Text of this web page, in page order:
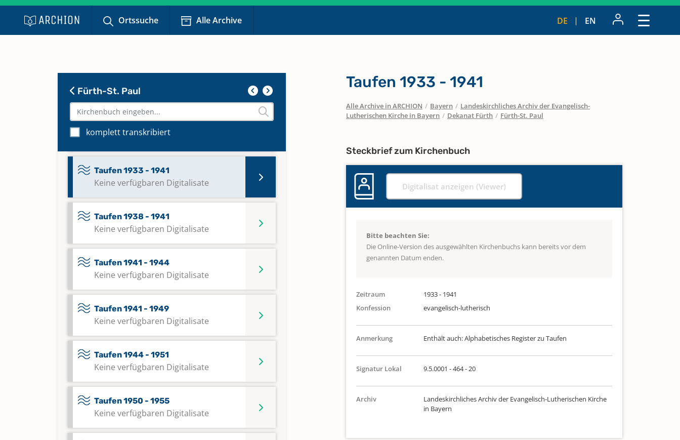
Ortssuche Alle Archive DE EN
Fürth-St. Paul
komplett transkribiert
Keine verfügbaren Digitalisate
Taufen 1933 - 1938
Keine verfügbaren Digitalisate
Taufen 1933 - 1941
Keine verfügbaren Digitalisate
Taufen 1938 - 1941
Keine verfügbaren Digitalisate
Taufen 1941 - 1944
Keine verfügbaren Digitalisate
Taufen 1941 - 1949
Keine verfügbaren Digitalisate
Taufen 1944 - 1951
Keine verfügbaren Digitalisate
Taufen 1950 - 1955
Keine verfügbaren Digitalisate
Taufen 1933 - 1941
Alle Archive in ARCHION / Bayern / Landeskirchliches Archiv der Evangelisch-
Lutherischen Kirche in Bayern / Dekanat Fürth / Fürth-St. Paul
Steckbrief zum Kirchenbuch
Digitalisat anzeigen (Viewer)
Bitte beachten Sie:
Die Online-Version des ausgewählten Kirchenbuchs kann bereits vor dem
genannten Datum enden.
Zeitraum
1933 - 1941
Konfession
evangelisch-lutherisch
Anmerkung Enthält auch: Alphabetisches Register zu Taufen
Signatur Lokal 9.5.0001 - 464 - 20
Archiv
Landeskirchliches Archiv der Evangelisch-Lutherischen Kirche
in Bayern